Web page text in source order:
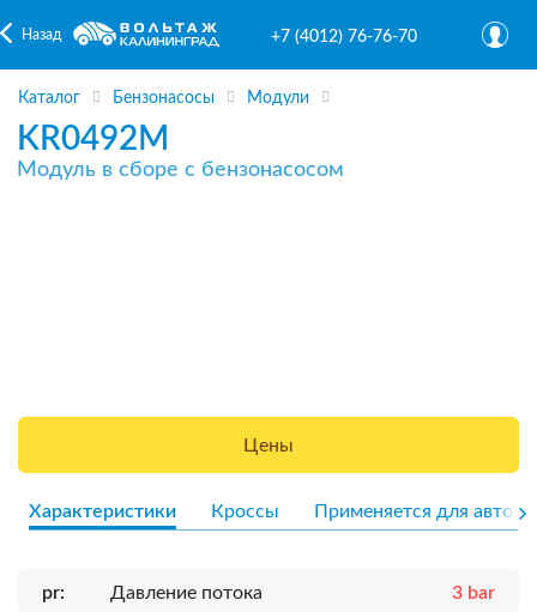
Назад +7 (4012) 76-76-70
Каталог Бензонасосы Модули
KR0492M
Модуль в сборе с бензонасосом
Цены
Характеристики Кроссы Применяется для авто
pr: Давление потока 3 bar